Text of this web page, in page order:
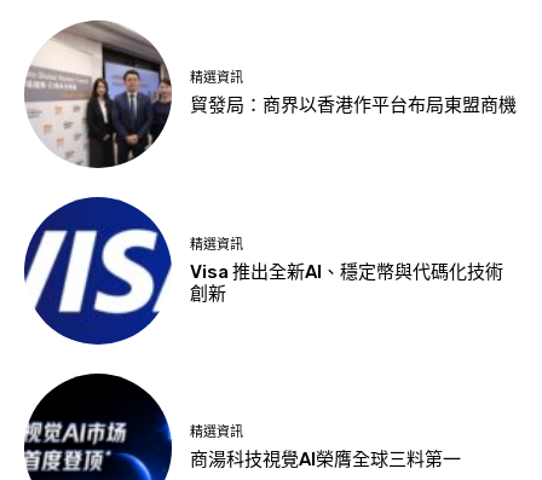
精選資訊
貿發局：商界以香港作平台布局東盟商機
精選資訊
Visa 推出全新AI、穩定幣與代碼化技術
創新
精選資訊
商湯科技視覺AI榮膺全球三料第一